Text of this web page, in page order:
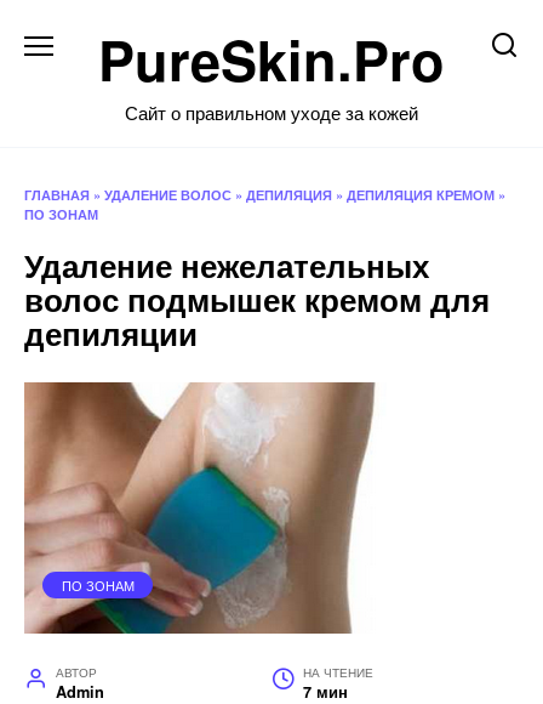
содержаниюPureSkin.Pro
Сайт о правильном уходе за кожей
ГЛАВНАЯ » УДАЛЕНИЕ ВОЛОС » ДЕПИЛЯЦИЯ » ДЕПИЛЯЦИЯ КРЕМОМ »
ПО ЗОНАМ
Удаление нежелательных
волос подмышек кремом для
депиляции
ПО ЗОНАМ
АВТОР
Admin
НА ЧТЕНИЕ
7 мин